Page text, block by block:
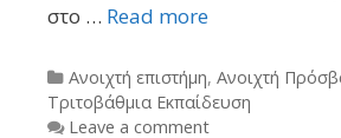
στο … Read more
Categories
Ανοιχτή επιστήμη, Ανοιχτή
Τριτοβάθμια Εκπαίδευση
Leave a comment